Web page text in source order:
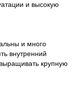
и высокую
и много
внутренний
крупную